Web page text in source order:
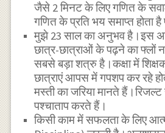
जैसे 2 मिनट के लिए गणित के
गणित के प्रति भय समाप्त होता
मुझे 23 साल का अनुभव है।इस
छात्र-छात्राओं के पढ़ने का फ्लों
सबसे बड़ा शत्रु है।कक्षा में शिक्षक
छात्राएं आपस में गपशप कर रहे
मस्ती का जरिया मानते
पश्चाताप करते हैं।
किसी काम में सफलता के लिए